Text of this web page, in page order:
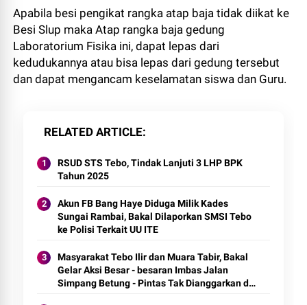
Apabila besi pengikat rangka atap baja tidak diikat ke
Besi Slup maka Atap rangka baja gedung
Laboratorium Fisika ini, dapat lepas dari
kedudukannya atau bisa lepas dari gedung tersebut
dan dapat mengancam keselamatan siswa dan Guru.
RELATED ARTICLE
RSUD STS Tebo, Tindak Lanjuti 3 LHP BPK
Tahun 2025
Akun FB Bang Haye Diduga Milik Kades
Sungai Rambai, Bakal Dilaporkan SMSI Tebo
ke Polisi Terkait UU ITE
Masyarakat Tebo Ilir dan Muara Tabir, Bakal
Gelar Aksi Besar - besaran Imbas Jalan
Simpang Betung - Pintas Tak Dianggarkan di